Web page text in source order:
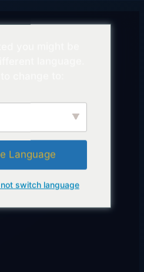
Language
switch language